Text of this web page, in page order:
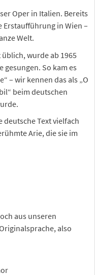
Oper in Italien. Bereits
Erstaufführung in Wien –
Welt.
wurde ab 1965
So kam es
– wir kennen das als „O
beim deutschen
Text vielfach
Arie, die sie im
aus unseren
also